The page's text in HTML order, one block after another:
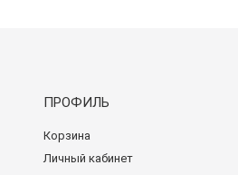
ПРОФИЛЬ
Корзина
Личный кабинет